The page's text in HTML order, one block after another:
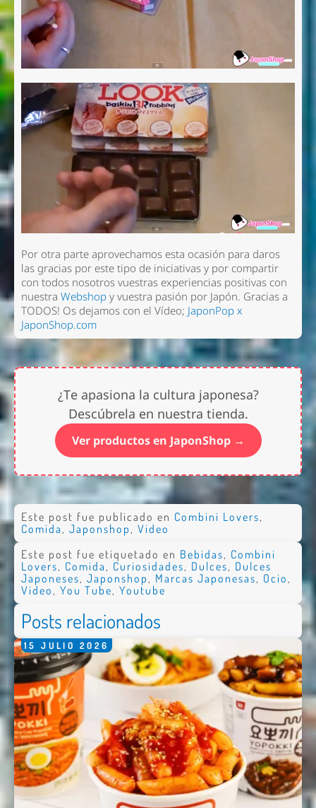
Por otra parte aprovechamos esta ocasión para daros
las gracias por este tipo de iniciativas y por compartir
con todos nosotros vuestras experiencias positivas con
nuestra Webshopy vuestra pasión por Japón. Gracias a
TODOS! Os dejamos con el Vídeo; JaponPop x
JaponShop.com
¿Te apasiona la cultura japonesa?
Descúbrela en nuestra tienda.
Ver productos en JaponShop →
Este post fue publicado en Combini Lovers,
Comida , Japonshop , Video
Este post fue etiquetado en Bebidas, Combini
Lovers, Comida, Curiosidades, Dulces, Dulces
Japoneses, Japonshop, Marcas Japonesas, Ocio,
Video, You Tube, Youtube
Posts relacionados
15 JULIO 2026